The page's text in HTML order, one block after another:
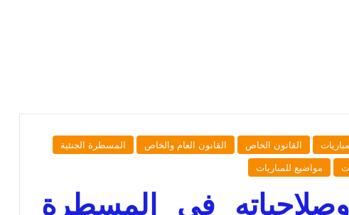
القانون الخاص القانون العام والخاص
المسطرة الجنئية
مواضيع للمباريات
في المسطرة